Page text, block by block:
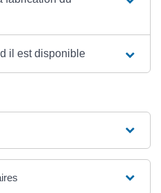
il est disponible